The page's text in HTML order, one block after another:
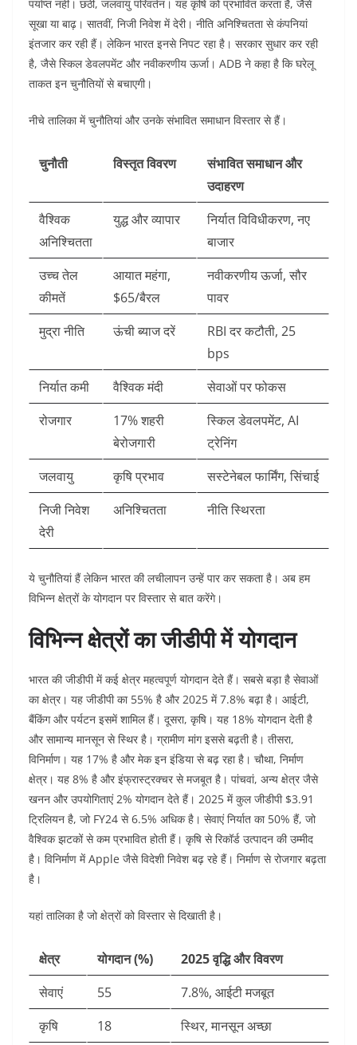
पर्याप्त नहीं। छठी, जलवायु परिवर्तन। यह कृषि को प्रभावित करता है, जैसे
सूखा या बाढ़। सातवीं, निजी निवेश में देरी। नीति अनिश्चितता से कंपनियां
इंतजार कर रही हैं। लेकिन भारत इनसे निपट रहा है। सरकार सुधार कर रही
है, जैसे स्किल डेवलपमेंट और नवीकरणीय ऊर्जा। ADB ने कहा है कि घरेलू
ताकत इन चुनौतियों से बचाएगी।
नीचे तालिका में चुनौतियां और उनके संभावित समाधान विस्तार से हैं।
चुनौती विस्तृत विवरण
संभावित समाधान और
उदाहरण
वैश्विक
अनिश्चितता
युद्ध और व्यापार
निर्यात विविधीकरण, नए
बाजार
उच्च तेल
कीमतें
आयात महंगा,
$65/बैरल
नवीकरणीय ऊर्जा, सौर
पावर
मुद्रा नीति
ऊंची ब्याज दरें
RBI दर कटौती, 25
bps
निर्यात कमी
वैश्विक मंदी
सेवाओं पर फोकस
रोजगार
17% शहरी
बेरोजगारी
स्किल डेवलपमेंट, AI
ट्रेनिंग
जलवायु
कृषि प्रभाव
सस्टेनेबल फार्मिंग, सिंचाई
निजी निवेश
देरी
अनिश्चितता नीति स्थिरता
ये चुनौतियां हैं लेकिन भारत की लचीलापन उन्हें पार कर सकता है। अब हम
विभिन्न क्षेत्रों के योगदान पर विस्तार से बात करेंगे।
विभिन्न क्षेत्रों का जीडीपी में योगदान
भारत की जीडीपी में कई क्षेत्र महत्वपूर्ण योगदान देते हैं। सबसे बड़ा है सेवाओं
का क्षेत्र। यह जीडीपी का 55% है और 2025 में 7.8% बढ़ा है। आईटी,
बैंकिंग और पर्यटन इसमें शामिल हैं। दूसरा, कृषि। यह 18% योगदान देती है
और सामान्य मानसून से स्थिर है। ग्रामीण मांग इससे बढ़ती है। तीसरा,
विनिर्माण। यह 17% है और मेक इन इंडिया से बढ़ रहा है। चौथा, निर्माण
क्षेत्र। यह 8% है और इंफ्रास्ट्रक्चर से मजबूत है। पांचवां, अन्य क्षेत्र जैसे
खनन और उपयोगिताएं 2% योगदान देते हैं। 2025 में कुल जीडीपी $3.91
ट्रिलियन है, जो FY24 से 6.5% अधिक है। सेवाएं निर्यात का 50% हैं, जो
वैश्विक झटकों से कम प्रभावित होती हैं। कृषि से रिकॉर्ड उत्पादन की उम्मीद
है। विनिर्माण में Apple जैसे विदेशी निवेश बढ़ रहे हैं। निर्माण से रोजगार बढ़ता
है।
यहां तालिका है जो क्षेत्रों को विस्तार से दिखाती है।
क्षेत्र योगदान (%)
2025 वृद्धि और विवरण
सेवाएं
55
7.8%, आईटी मजबूत
कृषि
18
स्थिर, मानसून अच्छा